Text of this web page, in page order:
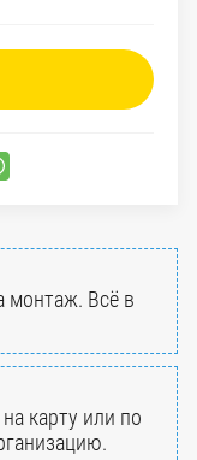
монтаж. Всё в
карту или по